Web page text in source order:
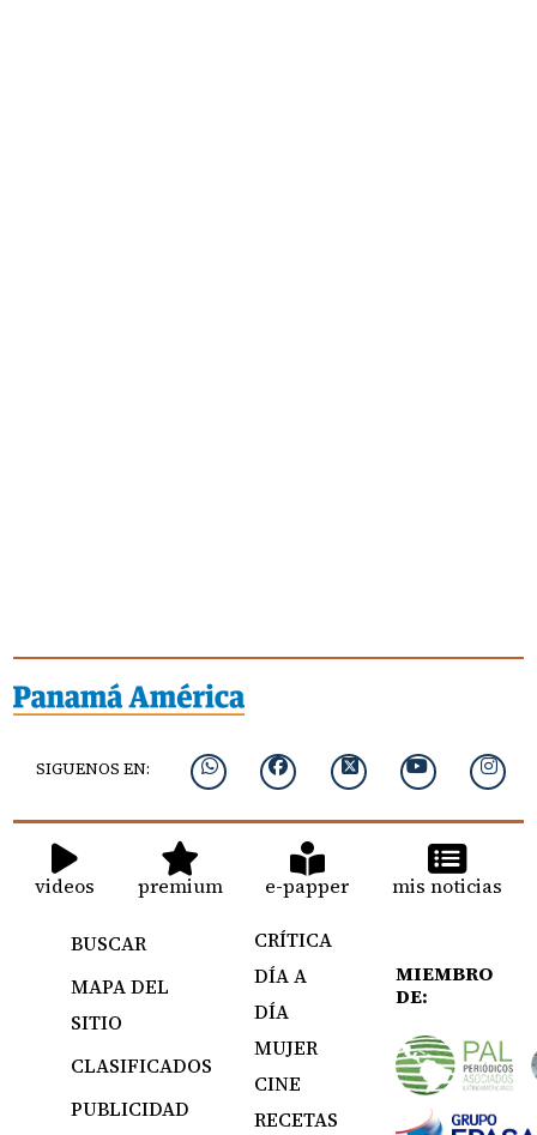
SIGUENOS EN:
videos premium e-papper mis noticias
BUSCAR
MAPA DEL
SITIO
CLASIFICADOS
PUBLICIDAD
CRÍTICA
DÍA A
DÍA
MUJER
CINE
RECETAS
MIEMBRO
DE: